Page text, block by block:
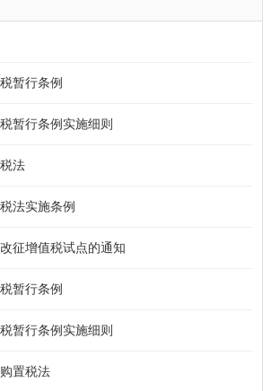
暂行条例
暂行条例实施细则
法
法实施条例
征增值税试点的通知
暂行条例
暂行条例实施细则
置税法